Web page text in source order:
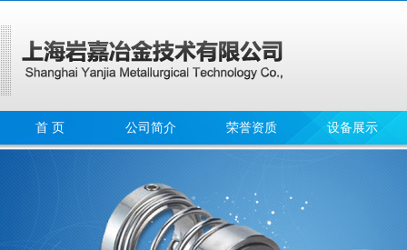
首 页 公司简介 荣誉资质 设备展示